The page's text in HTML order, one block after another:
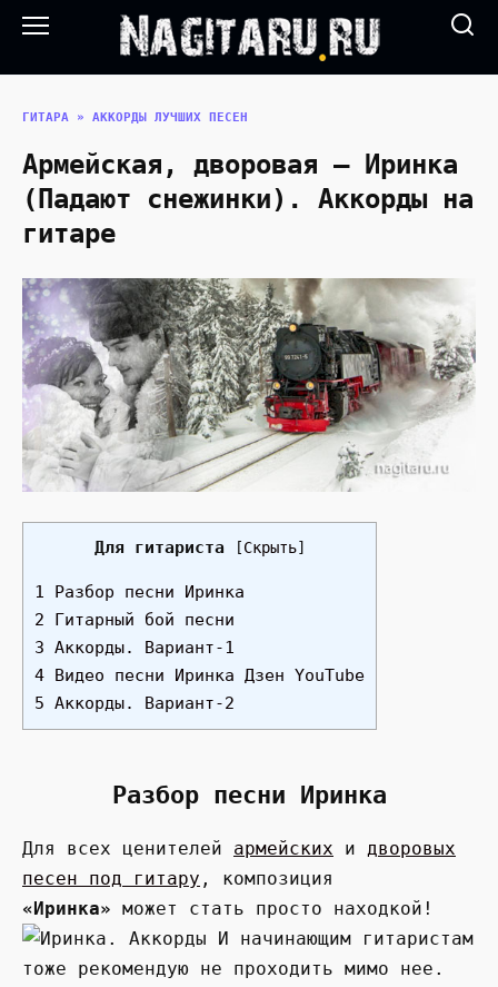
Перейти
ГИТАРА » АККОРДЫ ЛУЧШИХ ПЕСЕН
Армейская, дворовая — Иринка
(Падают снежинки). Аккорды на
гитаре
Для гитариста [Скрыть]
1 Разбор песни Иринка
2 Гитарный бой песни
3 Аккорды. Вариант-1
4 Видео песни Иринка Дзен YouTube
5 Аккорды. Вариант-2
Разбор песни Иринка
Для всех ценителей армейских и дворовых
песен под гитару , композиция
«Иринка» может стать просто находкой!
И начинающим гитаристам
тоже рекомендую не проходить мимо нее.